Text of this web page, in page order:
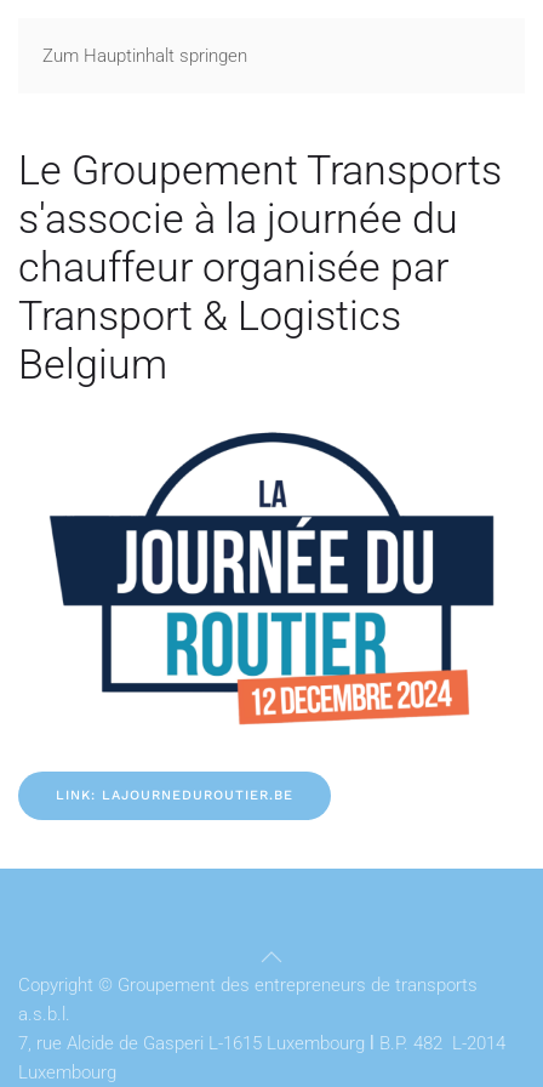
Zum Hauptinhalt springen
Le Groupement Transports
s'associe à la journée du
chauffeur organisée par
Transport & Logistics
Belgium
LINK: LAJOURNEDUROUTIER.BE
Copyright © Groupement des entrepreneurs de transports
a.s.b.l.
7, rue Alcide de Gasperi L-1615 Luxembourg
B.P. 482 L-2014
Luxembourg